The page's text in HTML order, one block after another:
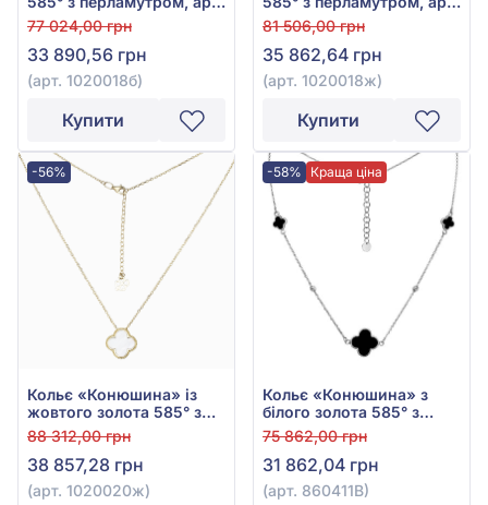
1020018б
77 024,00 грн
33 890,56 грн
(арт. 1020018б)
Купити
1020018ж
81 506,00 грн
35 862,64 грн
(арт. 1020018ж)
Купити
-56%
Кольє «Конюшина» із
жовтого золота 585° з
перламутром, арт.
1020020ж
88 312,00 грн
38 857,28 грн
(арт. 1020020ж)
-58% Краща ціна
Кольє «Конюшина» з
білого золота 585° з
чорною емаллю, арт.
860411В
75 862,00 грн
31 862,04 грн
(арт. 860411В)